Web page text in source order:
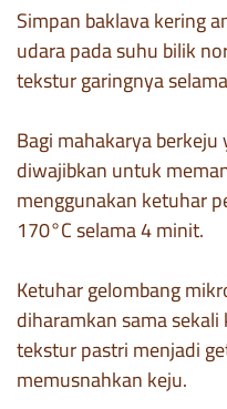
Simpan baklava kering
udara pada suhu bilik
tekstur garingnya
Bagi mahakarya
diwajibkan untuk
menggunakan ketuhar
170°C selama 4 minit.
Ketuhar gelombang
diharamkan sama
tekstur pastri menjadi
memusnahkan keju.